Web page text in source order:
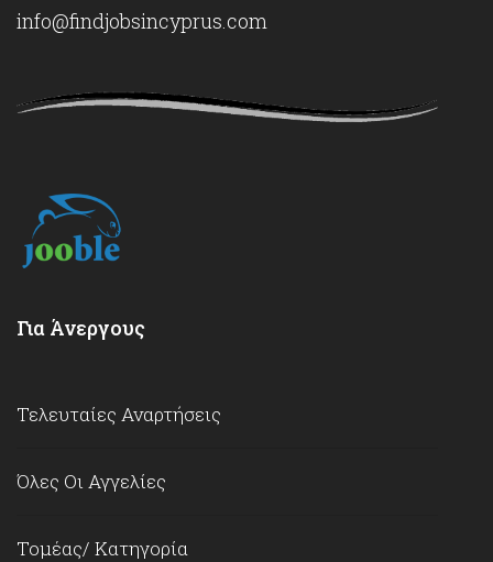
info@findjobsincyprus.com
Για Άνεργους
Τελευταίες Αναρτήσεις
Όλες Οι Αγγελίες
Τομέας/ Κατηγορία